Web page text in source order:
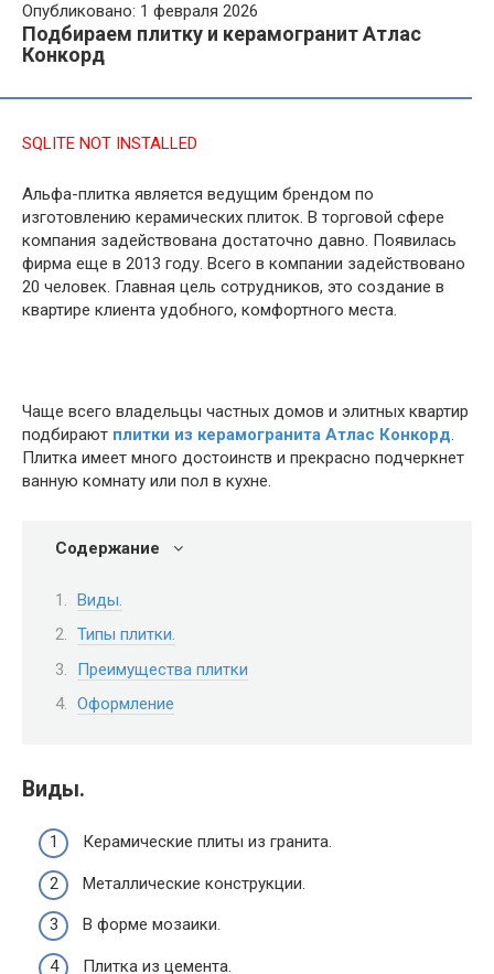
Опубликовано: 1 февраля 2026
Подбираем плитку и керамогранит Атлас
Конкорд
SQLITE NOT INSTALLED
Альфа-плитка является ведущим брендом по
изготовлению керамических плиток. В торговой сфере
компания задействована достаточно давно. Появилась
фирма еще в 2013 году. Всего в компании задействовано
20 человек. Главная цель сотрудников, это создание в
квартире клиента удобного, комфортного места.
Чаще всего владельцы частных домов и элитных квартир
подбирают плитки из керамогранита Атлас Конкорд.
Плитка имеет много достоинств и прекрасно подчеркнет
ванную комнату или пол в кухне.
Содержание
Виды.
Типы плитки.
Преимущества плитки
Оформление
Виды.
Керамические плиты из гранита.
Металлические конструкции.
В форме мозаики.
Плитка из цемента.